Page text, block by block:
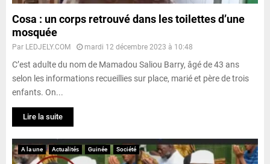
Cosa : un corps retrouvé dans les toilettes d’une
mosquée
Par LEDJELY.COM mardi 12 décembre 2023 à 10:48
C’est adulte du nom de Mamadou Saliou Barry, âgé de 43 ans
selon les informations recueillies sur place, marié et père de trois
enfants. On...
Lire la suite
A la une Actualités Guinée Société